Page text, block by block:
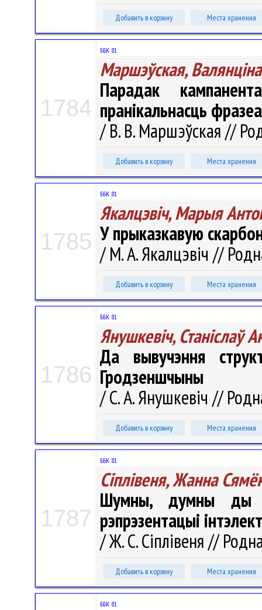
Добавить в корзину Места хранения
1784
ББК 81
Маршэўская,
Парадак
пранікальнасць
/ В. В. Маршэўская //
Добавить в корзину Места хранения
1785
ББК 81
Якалцэвіч, Марыя
У прыказкавую
/ М. А. Якалцэвіч //
Добавить в корзину Места хранения
1786
ББК 81
Янушкевіч, Станіслаў
Да вывучэння
Гродзеншчыны
/ С. А. Янушкевіч //
Добавить в корзину Места хранения
1787
ББК 81
Сіплівеня, Жанна
Шумны, думны ды
рэпрэзентацыі
/ Ж. С. Сіплівеня //
Добавить в корзину Места хранения
ББК 81